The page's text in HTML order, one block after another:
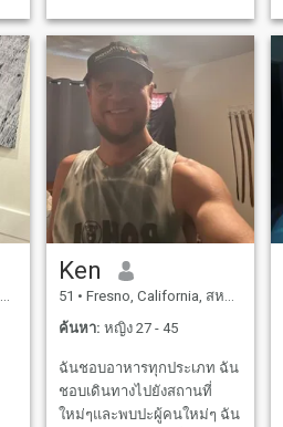
Ken
51 • Fresno, California, สหรัฐอเมริกา
ค้นหา: หญิง 27 - 45
ฉันชอบอาหารทุกประเภท ฉัน
ชอบเดินทางไปยังสถานที่
ใหม่ๆและพบปะผู้คนใหม่ๆ ฉัน